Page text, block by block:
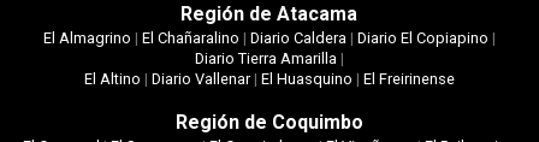
Región de Atacama
El Almagrino | El Chañaralino | Diario Caldera | Diario El Copiapino |
Diario Tierra Amarilla |
El Altino | Diario Vallenar| El Huasquino | El Freirinense
Región de Coquimbo